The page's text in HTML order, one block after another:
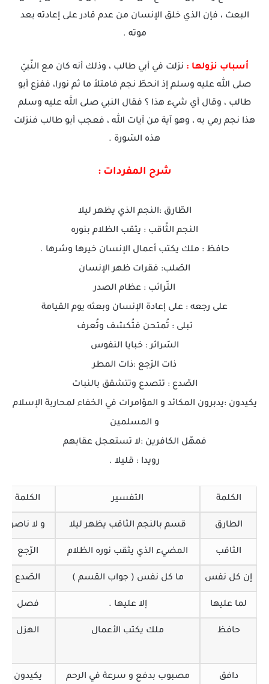
البعث ، فإن الذي خلق الإنسان من عدم قادر على إعادته بعد
موته .
أسباب نزولها : نزلت في أبي طالب ، وذلك أنه كان مع النّبيّ
صلى الله عليه وسلم إذ انحطّ نجم فامتلأ ما ثم نورا، ففزع أبو
طالب ، وقال أي شيء هذا ؟ فقال النبي صلى الله عليه وسلم
هذا نجم رمي به ، وهو آية من آيات الله ، فعجب أبو طالب فنزلت
هذه السّورة .
شرح المفردات :
الطّارق :النجم الذي يظهر ليلا
النجم الثّاقب : يثقب الظلام بنوره
حافظ : ملك يكتب أعمال الإنسان خيرها وشرها .
الصّلب: فقرات ظهر الإنسان
التّرائب : عظام الصدر
على رجعه : على إعادة الإنسان وبعثه يوم القيامة
تبلى : تُمتحن فتُكشف وتُعرف
السّرائر : خبايا النفوس
ذات الرّجع :ذات المطر
الصّدع : تتصدع وتتشقق بالنبات
يكيدون :يدبرون المكائد و المؤامرات في الخفاء لمحاربة الإسلام
و المسلمين
فمهّل الكافرين :لا تستعجل عقابهم
رويدا : قليلا .
الكلمة التفسير الكلمة
الطارق قسم بالنجم الثاقب يظهر ليلا و لا ناصر
الثاقب المضيء الذي يثقب نوره الظلام الرّجع
إن كل نفس ما كل نفس ( جواب القسم ) الصّدع
لما عليها إلا عليها . فصل
حافظ ملك يكتب الأعمال الهزل
دافق مصبوب بدفع و سرعة في الرحم يكيدون